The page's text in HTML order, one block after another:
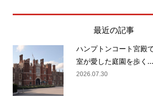
最近の記事
ハンプトンコート宮殿
室が愛した庭園を歩く...
2026.07.30